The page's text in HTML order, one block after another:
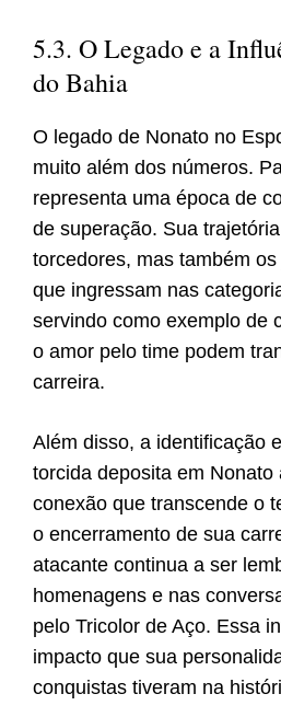
5.3. O Legado e a
do Bahia
O legado de Nonato no
muito além dos números.
representa uma época de
de superação. Sua
torcedores, mas também
que ingressam nas
servindo como exemplo de
o amor pelo time podem
carreira.
Além disso, a identificação
torcida deposita em Nonato
conexão que transcende o
o encerramento de sua
atacante continua a ser
homenagens e nas
pelo Tricolor de Aço. Essa
impacto que sua
conquistas tiveram na